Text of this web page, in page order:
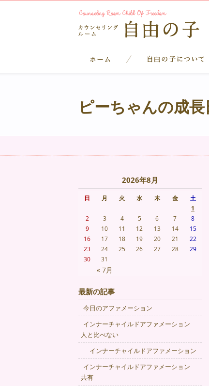
ピーちゃんの成
2026年8月
日 月 火 水 木 金 土
« 7月
1
2
3 4 5 6 7
8
9
10 11 12 13 14
15
16
17 18 19 20 21
22
23
24 25 26 27 28
29
30
31
最新の記事
今日のアファメーション
インナーチャイルドアファメーション
人と比べない
インナーチャイルドアファメーション
インナーチャイルドアファメーション
共有